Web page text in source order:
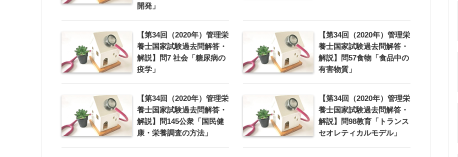
開発」
【第34回（2020年）管理栄
養士国家試験過去問解答・
解説】問7 社会「糖尿病の
疫学」
【第34回（2020年）管理栄
養士国家試験過去問解答・
解説】問57食物「食品中の
有害物質」
【第34回（2020年）管理栄
養士国家試験過去問解答・
解説】問145公衆「国民健
康・栄養調査の方法」
【第34回（2020年）管理栄
養士国家試験過去問解答・
解説】問98教育「トランス
セオレティカルモデル」